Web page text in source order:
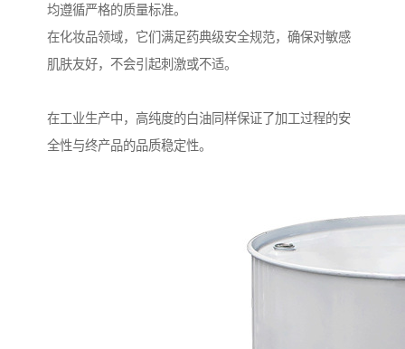
均遵循严格的质量标准。
在化妆品领域，它们满足药典级安全规范，确保对敏感
肌肤友好，不会引起刺激或不适。
在工业生产中，高纯度的白油同样保证了加工过程的安
全性与终产品的品质稳定性。